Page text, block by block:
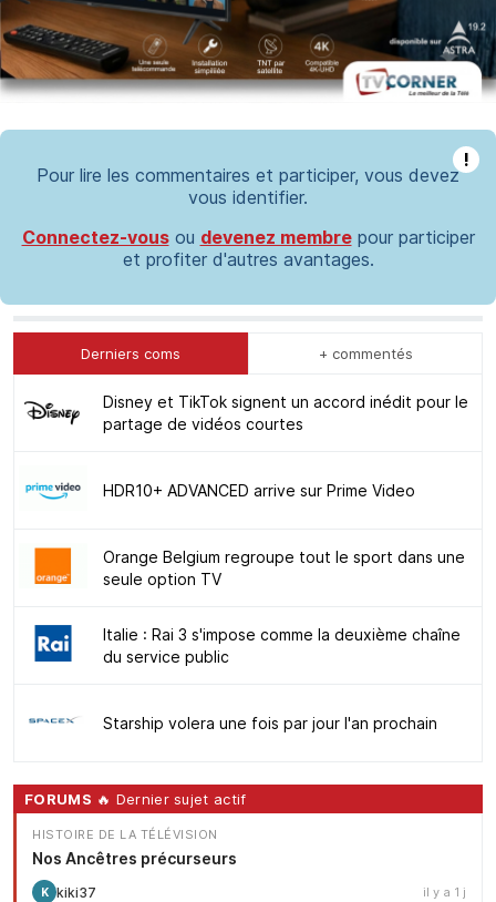
!
Pour lire les commentaires et participer, vous devez
vous identifier.
Connectez-vousou devenez membrepour participer
et profiter d'autres avantages.
Derniers coms + commentés
Disney et TikTok signent un accord inédit pour le
partage de vidéos courtes
HDR10+ ADVANCED arrive sur Prime Video
Orange Belgium regroupe tout le sport dans une
seule option TV
Italie : Rai 3 s'impose comme la deuxième chaîne
du service public
Starship volera une fois par jour l'an prochain
FORUMS 🔥 Dernier sujet actif
HISTOIRE DE LA TÉLÉVISION
Nos Ancêtres précurseurs
K kiki37 il y a 1 j